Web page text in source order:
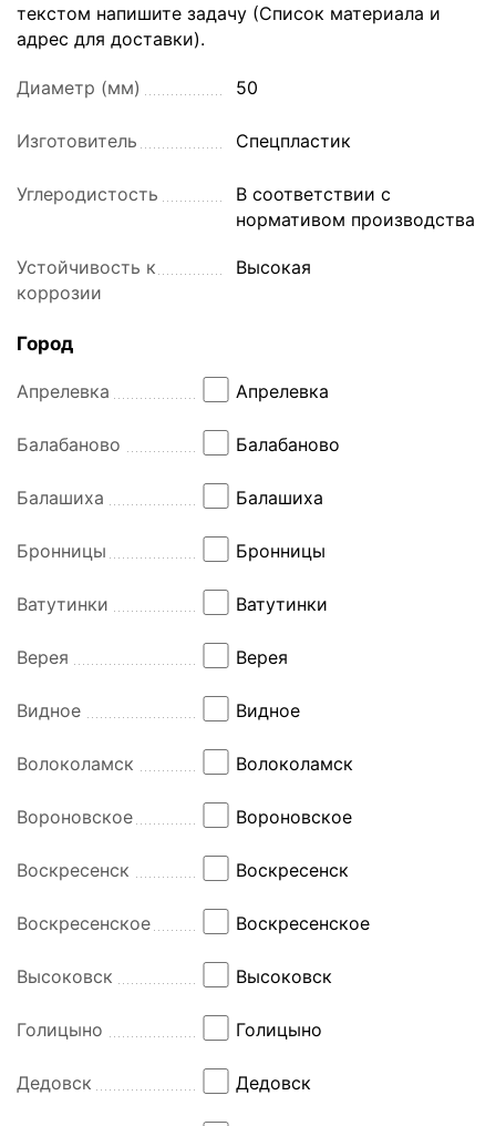
текстом напишите задачу (Список материала и
адрес для доставки).
Диаметр (мм) 50
Изготовитель Спецпластик
Углеродистость
В соответствии с
нормативом производства
Устойчивость к
коррозии
Высокая
Город
Апрелевка Апрелевка
Балабаново Балабаново
Балашиха Балашиха
Бронницы Бронницы
Ватутинки Ватутинки
Верея Верея
Видное Видное
Волоколамск Волоколамск
Вороновское Вороновское
Воскресенск Воскресенск
Воскресенское Воскресенское
Высоковск Высоковск
Голицыно Голицыно
Дедовск Дедовск